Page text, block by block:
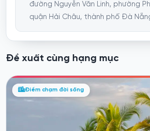
đường Nguyễn Văn Linh, phường
quận Hải Châu, thành phố Đà
Đề xuất cùng hạng mục
Điểm chạm đời sống